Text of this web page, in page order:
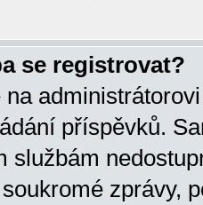
se registrovat?
příspěvků.
službám
zprávy,